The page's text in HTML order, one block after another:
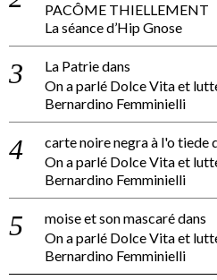
PACÔME THIELLEMENT
La séance d’Hip Gnose
La Patriedans
On a parlé Dolce Vita et
Bernardino Femminielli
carte noire negra à l'o tiede
On a parlé Dolce Vita et
Bernardino Femminielli
moise et son mascarédans
On a parlé Dolce Vita et
Bernardino Femminielli